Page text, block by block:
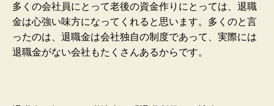
多くの会社員にとって老後の資金作りにとっては、退職
金は心強い味方になってくれると思います。多くのと言
ったのは、退職金は会社独自の制度であって、実際には
退職金がない会社もたくさんあるからです。